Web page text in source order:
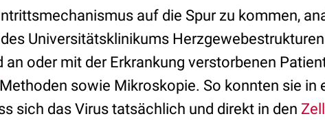
auf die Spur zu kommen,
Universitätsklinikums Herzgewebestrukturen
an oder mit der Erkrankung verstorbenen
sowie Mikroskopie. So konnten sie in
sich das Virus tatsächlich und direkt in den